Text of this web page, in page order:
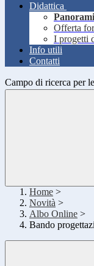
Didattica
Offerta
I progetti
Info utili
Contatti
Campo di ricerca per
Home >
Novità >
Albo Online >
Bando